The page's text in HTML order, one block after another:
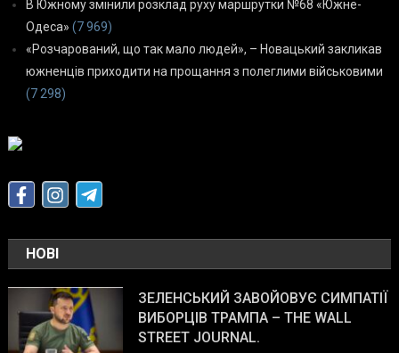
В Южному змінили розклад руху маршрутки №68 «Южне-
Одеса» (7 969)
«Розчарований, що так мало людей», – Новацький закликав
южненців приходити на прощання з полеглими військовими
(7 298)
НОВІ
ЗЕЛЕНСЬКИЙ ЗАВОЙОВУЄ СИМПАТІЇ
ВИБОРЦІВ ТРАМПА – THE WALL
STREET JOURNAL.